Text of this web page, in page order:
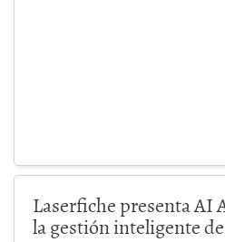
Laserfiche presenta AI
la gestión inteligente